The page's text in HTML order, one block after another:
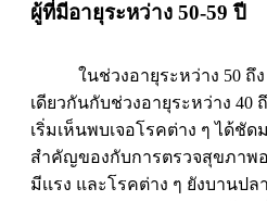
ผู้ที่มีอายุระหว่าง 50-59 ปี
ในช่วงอายุระหว่าง 50 ถึง
เดียวกันกับช่วงอายุระหว่าง 40
เริ่มเห็นพบเจอโรคต่าง ๆ ได้ชั
สำคัญของกับการตรวจสุขภาพ
มีเเรง และโรคต่าง ๆ ยังบานป